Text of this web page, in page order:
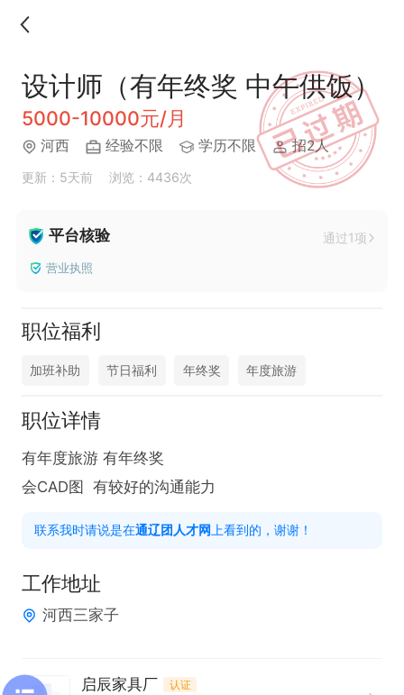
设计师（有年终奖 中午供饭）
5000-10000元/月
河西 经验不限 学历不限 招2人
更新：5天前 浏览：4436次
平台核验 通过1项
营业执照
职位福利
加班补助 节日福利 年终奖 年度旅游
职位详情
有年度旅游 有年终奖
会CAD图  有较好的沟通能力
联系我时请说是在通辽团人才网 上看到的，谢谢！
工作地址
河西三家子
启辰家具厂 认证